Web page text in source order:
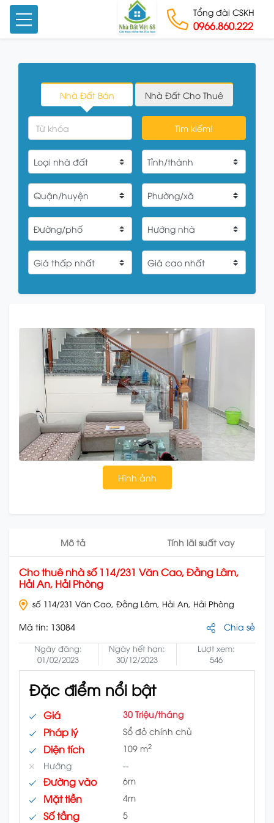
Tổng đài CSKH
0966.860.222
Nhà Đất Bán Nhà Đất Cho Thuê
Tìm kiếm!
Hình ảnh
Mô tả Tính lãi suất vay
Cho thuê nhà số 114/231 Văn Cao, Đằng Lâm,
Hải An, Hải Phòng
số 114/231 Văn Cao, Đằng Lâm, Hải An, Hải Phòng
Mã tin: 13084 Chia sẻ
Ngày đăng:
01/02/2023
Ngày hết hạn:
30/12/2023
Lượt xem:
546
Đặc điểm nổi bật
Giá 30 Triệu/tháng
Pháp lý Sổ đỏ chính chủ
Diện tích 109 m2
Hướng --
Đường vào 6m
Mặt tiền 4m
Số tầng 5